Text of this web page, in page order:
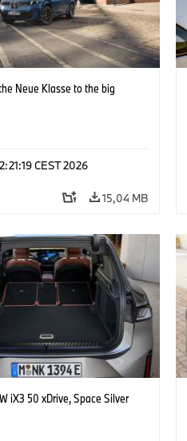
Neue Klasse to the big
CEST 2026
15,04 MB
iX3 50 xDrive, Space Silver